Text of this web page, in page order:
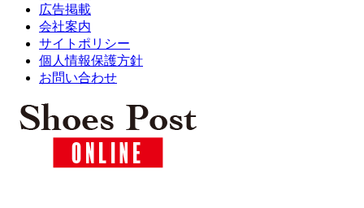
広告掲載
会社案内
サイトポリシー
個人情報保護方針
お問い合わせ